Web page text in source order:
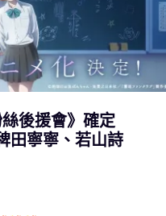
後援會》確定
田寧寧、若山詩